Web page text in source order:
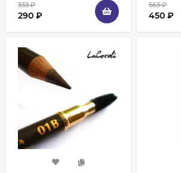
333₽
290 ₽
563₽
450 ₽